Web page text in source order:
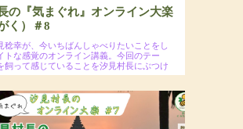
の『気まぐれ』オンライン大楽
く）＃8
稔幸が、今いちばんしゃべりたいことをし
トな感覚のオンライン講義。今回のテー
飼って感じていることを汐見村長にぶつけ
12日（水）19:30〜21:00予定
ンラインzoomウェビナー開催＋2026年
でアーカイブ配信あり